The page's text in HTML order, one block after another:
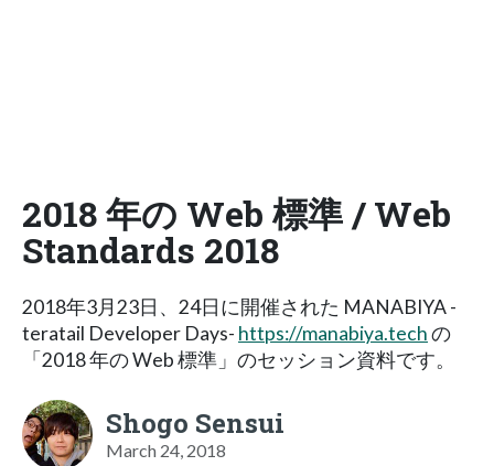
2018 年の Web 標準 / Web
Standards 2018
2018年3月23日、24日に開催された MANABIYA -
teratail Developer Days- https://manabiya.techの
「2018 年の Web 標準」のセッション資料です。
Shogo Sensui
March 24, 2018